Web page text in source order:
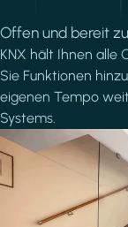
Offen und bereit
KNX hält Ihnen alle
Sie Funktionen
eigenen Tempo
Systems.